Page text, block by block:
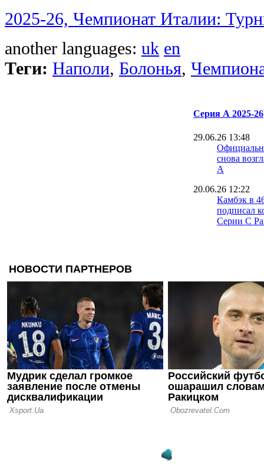
2025-26, Чемпионат Италии:
another languages: uk en
Теги: Наполи, Болонья,
Серия А 2025-26
29.06.26 13:48
снова
А
20.06.26 12:22
Камбэк в
подписал
Серии C
Капелло:
Аморима
в
15.06.26 13:22
Милан
тренером